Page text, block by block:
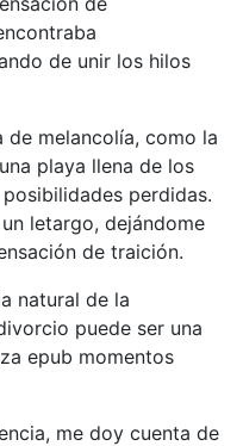
de unir los hilos
de melancolía, como la
playa llena de los
perdidas.
letargo, dejándome
de traición.
natural de la
puede ser una
epub momentos
me doy cuenta de